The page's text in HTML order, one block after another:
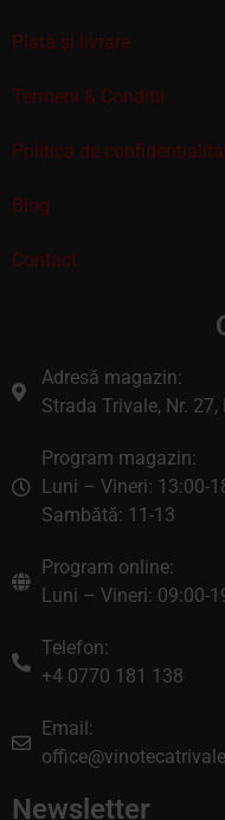
Plată și livrare
Termeni & Conditii
Politica de
Blog
Contact
Adresă magazin:
Strada Trivale, Nr. 27,
Program magazin:
Luni – Vineri: 13:00-
Sambătă: 11-13
Program online:
Luni – Vineri: 09:00-
Telefon:
+4 0770 181 138
Email:
Newsletter